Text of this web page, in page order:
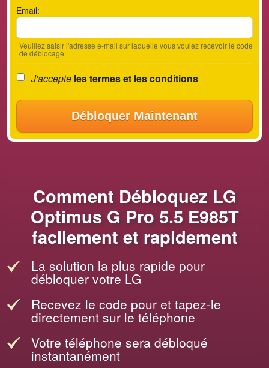
Email:
Veuillez saisir l'adresse e-mail sur laquelle vous voulez recevoir le code
de déblocage
J'accepte les termes et les conditions
Débloquer Maintenant
Comment Débloquez LG
Optimus G Pro 5.5 E985T
facilement et rapidement
La solution la plus rapide pour
débloquer votre LG
Recevez le code pour et tapez-le
directement sur le téléphone
Votre téléphone sera débloqué
instantanément